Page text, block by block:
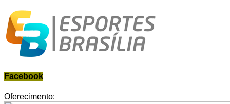
Facebook
Oferecimento: